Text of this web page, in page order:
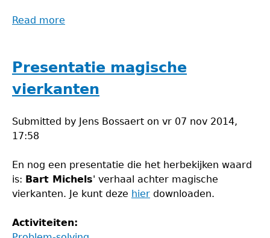
Read more
Presentatie magische
vierkanten
Submitted by Jens Bossaert on vr 07 nov 2014,
17:58
En nog een presentatie die het herbekijken waard
is: Bart Michels' verhaal achter magische
vierkanten. Je kunt deze hier downloaden.
Activiteiten: